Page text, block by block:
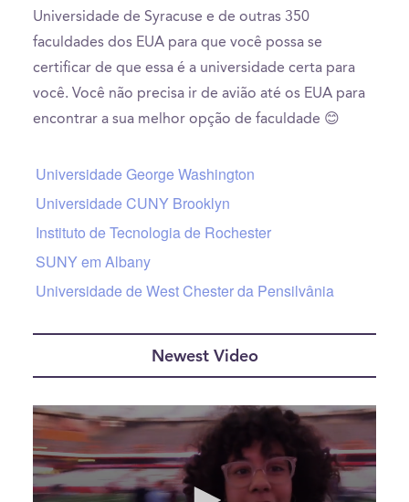
Universidade de Syracuse e de outras 350
faculdades dos EUA para que você possa se
certificar de que essa é a universidade certa para
você. Você não precisa ir de avião até os EUA para
encontrar a sua melhor opção de faculdade 😊
Universidade George Washington
Universidade CUNY Brooklyn
Instituto de Tecnologia de Rochester
SUNY em Albany
Universidade de West Chester da Pensilvânia
Newest Video